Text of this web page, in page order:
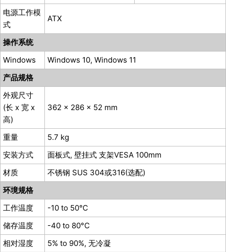
电源工作模
式
ATX
操作系统
Windows
Windows 10, Windows 11
产品规格
外观尺寸
(长 x 宽 x
高)
362 x 286 x 52 mm
重量
5.7 kg
安装方式
⾯板式, 壁挂式 ⽀架VESA 100mm
材质
不锈钢 SUS 304或316(选配)
环境规格
工作温度
-10 to 50℃
储存温度
-40 to 80°C
相对湿度
5% to 90%, 无冷凝